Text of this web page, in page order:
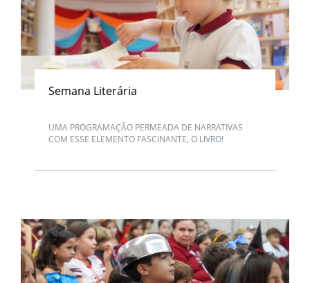
Semana Literária
UMA PROGRAMAÇÃO PERMEADA DE NARRATIVAS
COM ESSE ELEMENTO FASCINANTE, O LIVRO!